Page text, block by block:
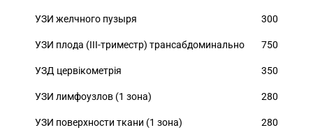
УЗИ желчного пузыря 300
УЗИ плода (III-триместр) трансабдоминально 750
УЗД цервікометрія 350
УЗИ лимфоузлов (1 зона) 280
УЗИ поверхности ткани (1 зона) 280